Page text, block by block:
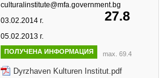
27.8
max. 69.4
culturalinstitute@mfa.government.bg
03.02.2014 г.
05.02.2013 г.
ПОЛУЧЕНА ИНФОРМАЦИЯ
Dyrzhaven Kulturen Institut.pdf